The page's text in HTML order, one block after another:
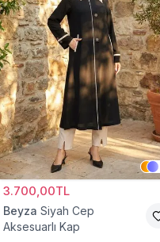
3.700,00TL
Beyza Siyah Cep
Aksesuarlı Kap